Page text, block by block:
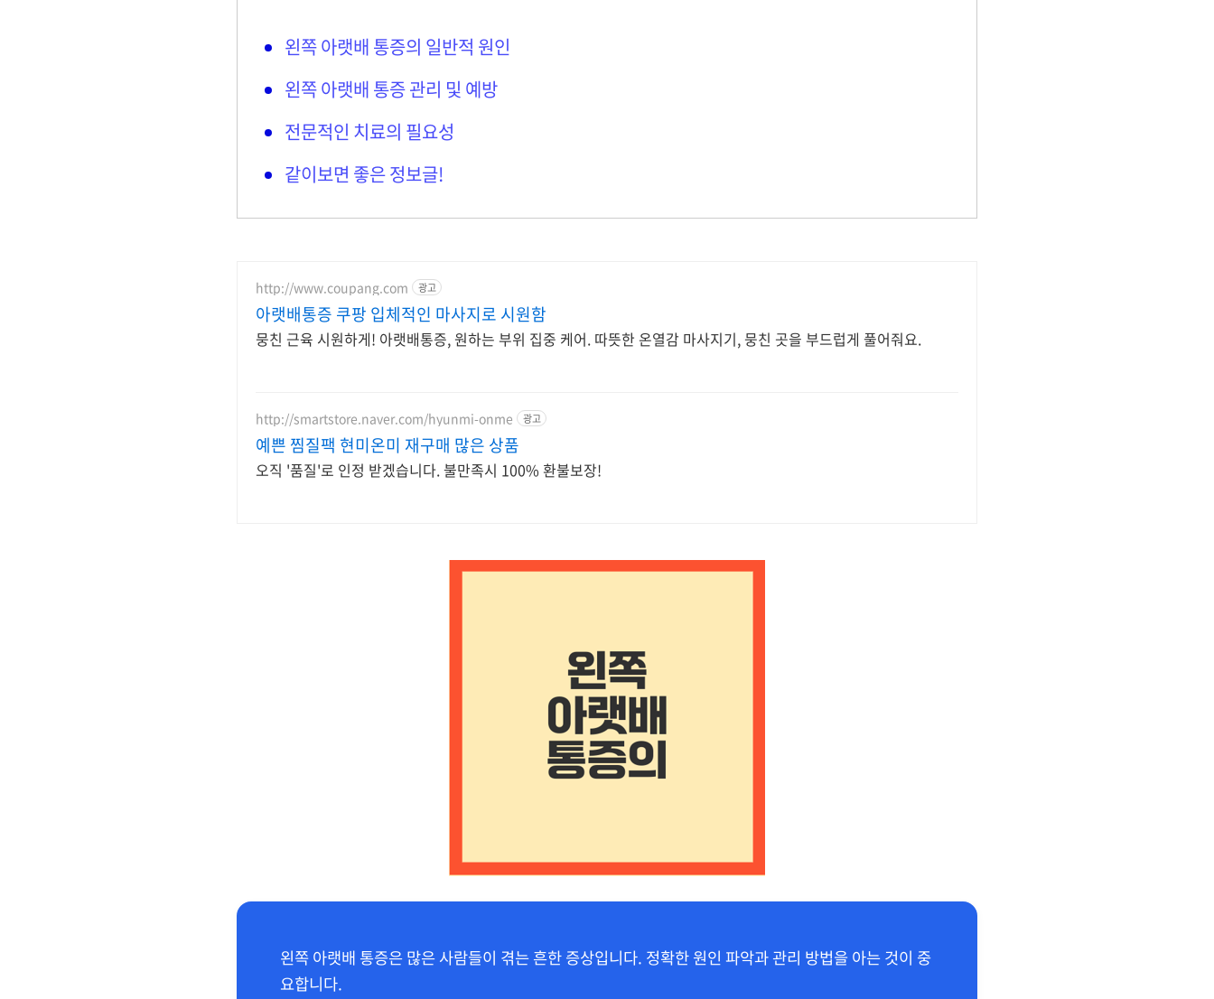
왼쪽 아랫배 통증의 일반적 원인
왼쪽 아랫배 통증 관리 및 예방
전문적인 치료의 필요성
같이보면 좋은 정보글!
http://www.coupang.com 광고
아랫배통증 쿠팡 입체적인 마사지로 시원함
뭉친 근육 시원하게! 아랫배통증, 원하는 부위 집중 케어. 따뜻한 온열감 마사지기, 뭉친 곳을 부드럽게 풀어줘요.
http://smartstore.naver.com/hyunmi-onme 광고
예쁜 찜질팩 현미온미 재구매 많은 상품
오직 '품질'로 인정 받겠습니다. 불만족시 100% 환불보장!
왼쪽 아랫배 통증은 많은 사람들이 겪는 흔한 증상입니다. 정확한 원인 파악과 관리 방법을 아는 것이 중
요합니다.